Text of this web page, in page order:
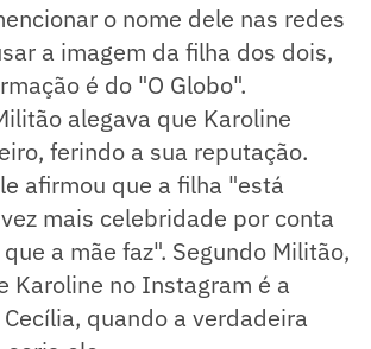
o nome dele nas redes
a imagem da filha dos dois,
é do "O Globo".
alegava que Karoline
ferindo a sua reputação.
afirmou que a filha "está
mais celebridade por conta
a mãe faz". Segundo Militão,
Karoline no Instagram é a
quando a verdadeira